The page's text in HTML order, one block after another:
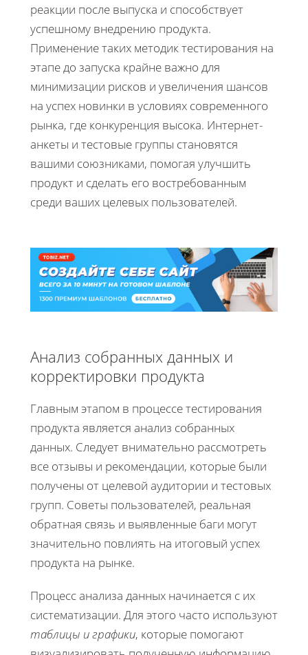
реакции после выпуска и способствует
успешному внедрению продукта.
Применение таких методик тестирования на
этапе до запуска крайне важно для
минимизации рисков и увеличения шансов
на успех новинки в условиях современного
рынка, где конкуренция высока. Интернет-
анкеты и тестовые группы становятся
вашими союзниками, помогая улучшить
продукт и сделать его востребованным
среди ваших целевых пользователей.
Анализ собранных данных и
корректировки продукта
Главным этапом в процессе тестирования
продукта является анализ собранных
данных. Следует внимательно рассмотреть
все отзывы и рекомендации, которые были
получены от целевой аудитории и тестовых
групп. Советы пользователей, реальная
обратная связь и выявленные баги могут
значительно повлиять на итоговый успех
продукта на рынке.
Процесс анализа данных начинается с их
систематизации. Для этого часто используют
таблицы и графики, которые помогают